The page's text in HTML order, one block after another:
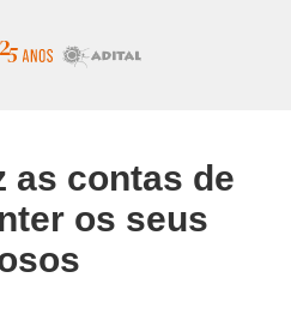
as contas de
os seus